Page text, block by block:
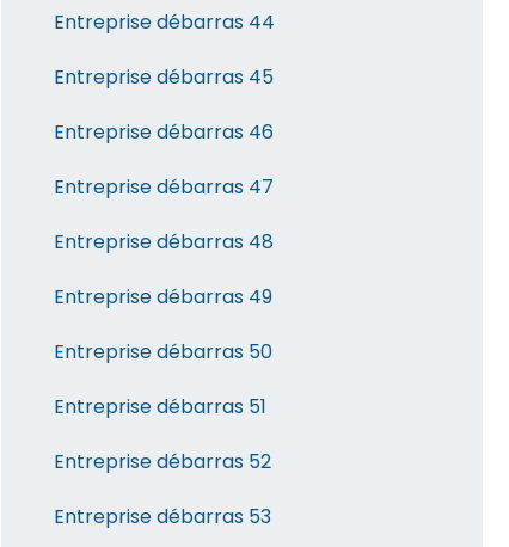
Entreprise débarras 44
Entreprise débarras 45
Entreprise débarras 46
Entreprise débarras 47
Entreprise débarras 48
Entreprise débarras 49
Entreprise débarras 50
Entreprise débarras 51
Entreprise débarras 52
Entreprise débarras 53